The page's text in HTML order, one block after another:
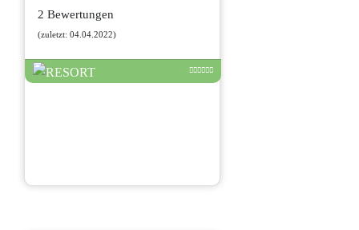
2 Bewertungen
(zuletzt: 04.04.2022)